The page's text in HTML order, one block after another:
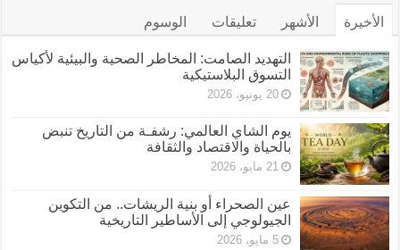
الأخيرة الأشهر تعليقات الوسوم
التهديد الصامت: المخاطر الصحية والبيئية لأكياس
التسوق البلاستيكية
20 يونيو، 2026
يوم الشاي العالمي: رشفـة من التاريخ تنبض
بالحياة والاقتصاد والثقافة
21 مايو، 2026
عين الصحراء أو بنية الريشات.. من التكوين
الجيولوجي إلى الأساطير التاريخية
5 مايو، 2026